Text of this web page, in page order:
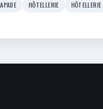
HÔTELLERIE